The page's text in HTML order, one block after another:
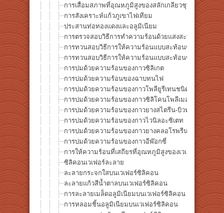
การเสื่อมสภาพที่อุณหภูมิสูงของสลักเกลียวชุบสังกะสี
การสังเคราะห์แก้วภูเขาไฟเทียม
ประสานท่อทองแดงและอลูมิเนียม
การตรวจสอบวิธีการทำความร้อนด้วยแสงสะท้อนซ้ำ -คว
การทวนสอบวิธีการให้ความร้อนแบบสะท้อนซ้ำ -ความแ
การทวนสอบวิธีการให้ความร้อนแบบสะท้อนซ้ำ -ความแ
การบ่มด้วยความร้อนของกาวซิลิเกต
การบ่มด้วยความร้อนของฉาบทนไฟ
การบ่มด้วยความร้อนของกาวโพลียูรีเทนชนิดพิเศษ
การบ่มด้วยความร้อนของกาวซิลิโคนโพลีเมอร์ดัดแปลงพิเ
การบ่มด้วยความร้อนของกาวยางสไตรีน-บิวทาไดอีน
การบ่มด้วยความร้อนของกาวไวนิลอะซิเตท
การบ่มด้วยความร้อนของกาวยางคลอโรพรีน
การบ่มด้วยความร้อนของกาวอีพ๊อกซี่
การให้ความร้อนที่เสถียรที่อุณหภูมิสูงของเวเฟอร์ซิลิคอน
ซิลิคอนเวเฟอร์ละลาย
ละลายกระจกใสบนเวเฟอร์ซิลิคอน
ละลายแก้วสีน้ำตาลบนเวเฟอร์ซิลิคอน
การละลายเมล็ดอลูมิเนียมบนเวเฟอร์ซิลิคอน
การหลอมชิ้นอลูมิเนียมบนเวเฟอร์ซิลิคอน